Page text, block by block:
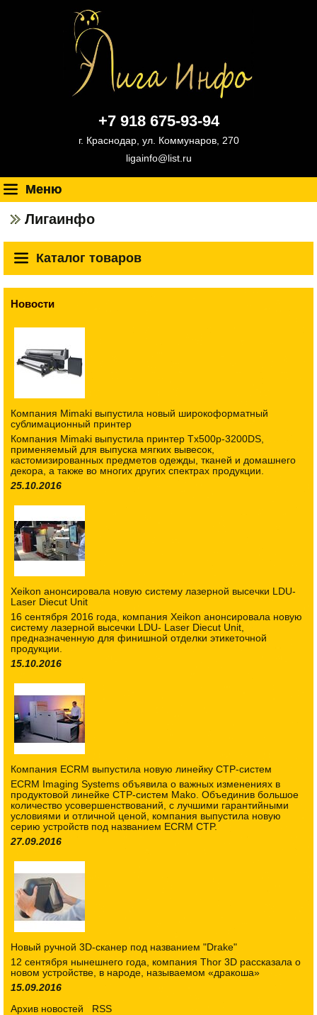
+7 918 675-93-94
г. Краснодар, ул. Коммунаров, 270
ligainfo@list.ru
Меню
Лигаинфо
Каталог товаров
Новости
Компания Mimaki выпустила новый широкоформатный
сублимационный принтер
Компания Mimaki выпустила принтер Tx500p-3200DS,
применяемый для выпуска мягких вывесок,
кастомизированных предметов одежды, тканей и домашнего
декора, а также во многих других спектрах продукции.
25.10.2016
Xeikon анонсировала новую систему лазерной высечки LDU-
Laser Diecut Unit
16 сентября 2016 года, компания Xeikon анонсировала новую
систему лазерной высечки LDU- Laser Diecut Unit,
предназначенную для финишной отделки этикеточной
продукции.
15.10.2016
Компания ECRM выпустила новую линейку CTP-систем
ECRM Imaging Systems объявила о важных изменениях в
продуктовой линейке CTP-систем Mako. Объединив большое
количество усовершенствований, с лучшими гарантийными
условиями и отличной ценой, компания выпустила новую
серию устройств под названием ECRM CTP.
27.09.2016
Новый ручной 3D-сканер под названием "Drake"
12 сентября нынешнего года, компания Thor 3D рассказала о
новом устройстве, в народе, называемом «дракоша»
15.09.2016
Архив новостей
RSS